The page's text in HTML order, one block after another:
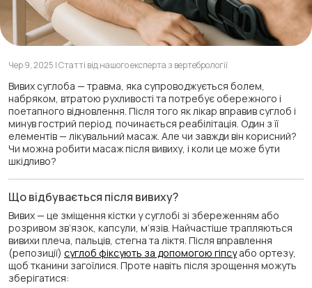
Чер 9, 2025 | Статті від нашого експерта з вертебрології
Вивих суглоба — травма, яка супроводжується болем,
набряком, втратою рухливості та потребує обережного і
поетапного відновлення. Після того як лікар вправив суглоб і
минув гострий період, починається реабілітація. Один з її
елементів — лікувальний масаж. Але чи завжди він корисний?
Чи можна робити масаж після вивиху, і коли це може бути
шкідливо?
Що відбувається після вивиху?
Вивих — це зміщення кістки у суглобі зі збереженням або
розривом зв’язок, капсули, м’язів. Найчастіше трапляються
вивихи плеча, пальців, стегна та ліктя. Після вправлення
(репозиції) суглоб фіксують за допомогою гіпсуабо ортезу,
щоб тканини загоїлися. Проте навіть після зрощення можуть
зберігатися: